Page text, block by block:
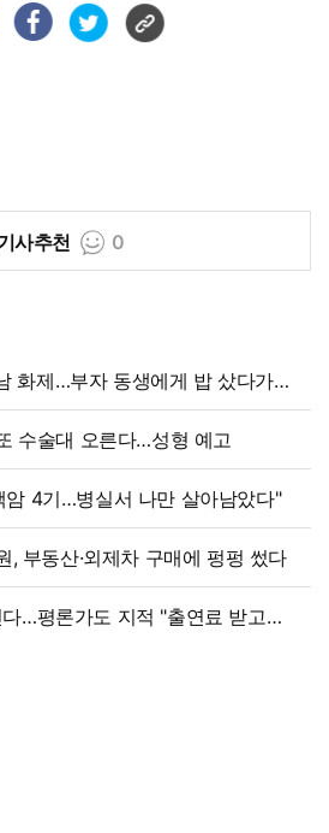
사추천 0
화제…부자 동생에게 밥 샀다가
수술대 오른다…성형 예고
암 4기…병실서 나만 살아남았다"
, 부동산·외제차 구매에 펑펑 썼다
…평론가도 지적 "출연료 받고